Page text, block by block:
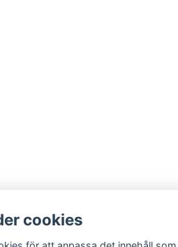
cookies